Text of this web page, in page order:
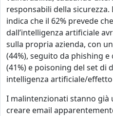
responsabili della sicurezza.
indica che il 62% prevede
dall’intelligenza artificiale
sulla propria azienda, con
(44%), seguito da phishing e
(41%) e poisoning del set di
intelligenza artificiale/
I malintenzionati stanno già
creare email